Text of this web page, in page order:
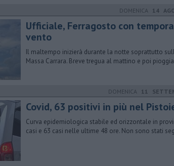
DOMENICA 14
Ufficiale, Ferragosto con
vento
Il maltempo inizierà durante la notte soprattutto
Massa Carrara. Breve tregua al mattino e poi
DOMENICA 11
Covid, 63 positivi in più nel
Curva epidemiologica stabile ed orizzontale in
casi e 63 casi nelle ultime 48 ore. Non sono stati